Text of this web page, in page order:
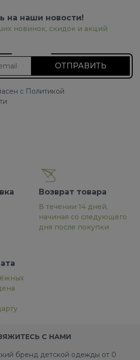
на наши новости!
новинок, скидок и акций
с Политикой
Возврат товара
В течении 14 дней,
начиная со следующего
дня после покупки
С НАМИ
бренд детской одежды от 0